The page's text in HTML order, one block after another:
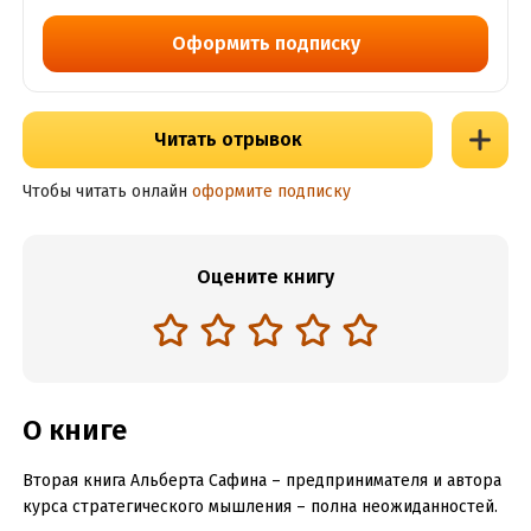
Оформить подписку
Читать отрывок
Чтобы читать онлайн оформите подписку
Оцените книгу
О книге
Вторая книга Альберта Сафина – предпринимателя и автора
курса стратегического мышления – полна неожиданностей.